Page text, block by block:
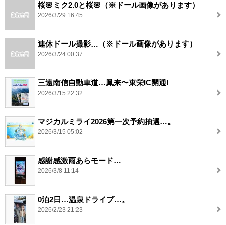
桜🌸ミク2.0と桜🌸（※ドール画像があります）
2026/3/29 16:45
連休ドール撮影…（※ドール画像があります）
2026/3/24 00:37
三遠南信自動車道…鳳来〜東栄IC開通!
2026/3/15 22:32
マジカルミライ2026第一次予約抽選…。
2026/3/15 05:02
感謝感激雨あらモード…
2026/3/8 11:14
0泊2日…温泉ドライブ…。
2026/2/23 21:23